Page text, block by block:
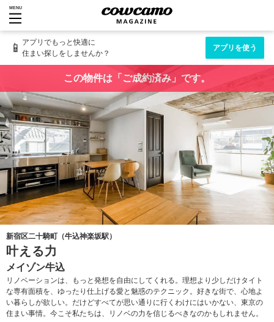
MENU
📱 アプリでもっと快適に
住まい探しをしませんか？
アプリを使う
この物件は「ご成約済み」です。
新宿区二十騎町（牛込神楽坂駅）
叶える力
メイゾン牛込
リノベーションは、もっと発想を自由にしてくれる。理想より少しだけタイト
な専有面積を、ゆったり仕上げる愛と魅惑のテクニック。好きな街で、心地よ
い暮らしが欲しい。だけどすべてが思い通りに行くわけにはいかない、東京の
住まい事情。今こそ私たちは、リノベの力を信じるべきなのかもしれません。